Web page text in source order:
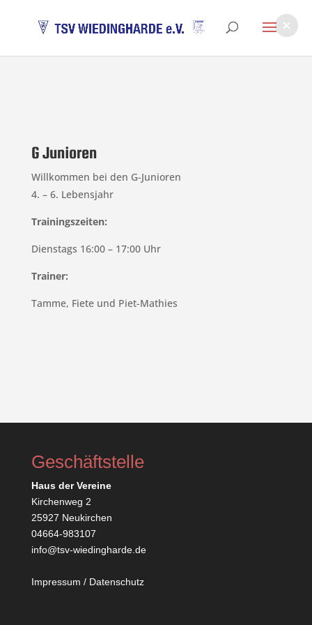
G Junioren
Willkommen bei den G-Junioren
4. – 6. Lebensjahr
Trainingszeiten:
Dienstags 16:00 – 17:00 Uhr
Trainer:
Tamme, Fiete und Piet-Mathies
Geschäftstelle
Haus der Vereine
Kirchenweg 2
25927 Neukirchen
04664-983107
info@tsv-wiedingharde.de
Impressum / Datenschutz